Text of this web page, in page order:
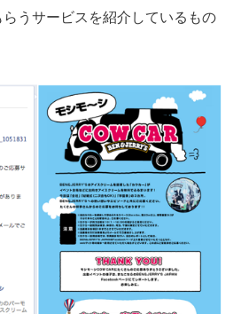
うサービスを紹介しているもの